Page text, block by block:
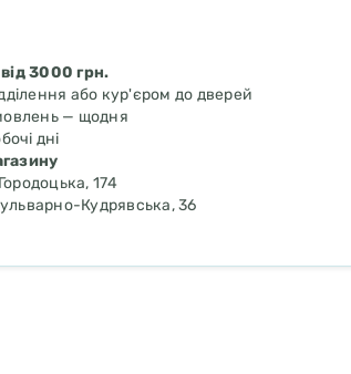
від 3000 грн.
або кур'єром до дверей
— щодня
дні
174
Кудрявська, 36